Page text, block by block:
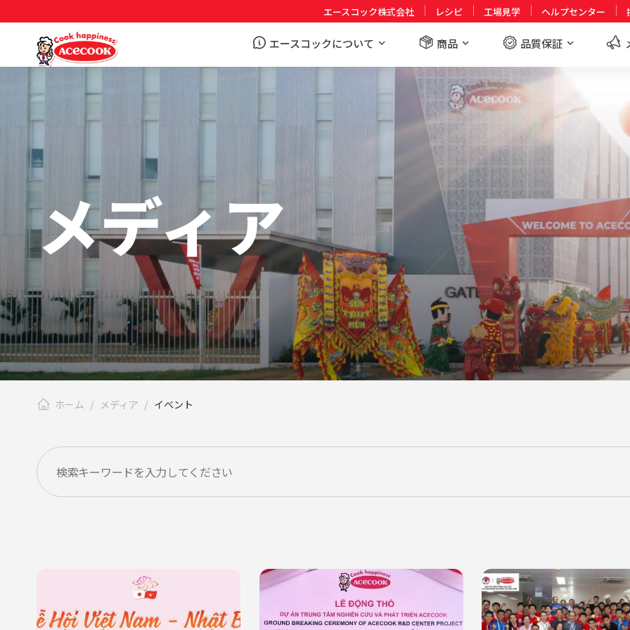
エースコック株式会社 レシピ 工場見学 ヘルプセンター
エースコックについて 商品 品質保証
メディア
ホーム メディア イベント